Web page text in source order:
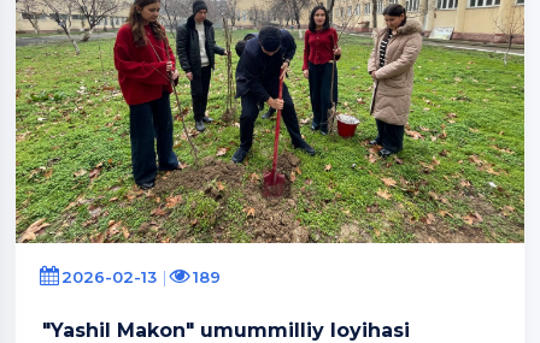
2026-02-13 189
"Yashil Makon" umummilliy loyihasi